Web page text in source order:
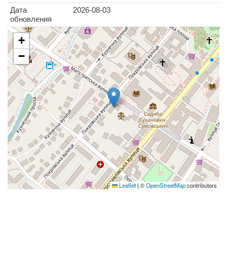
Дата
обновления
2026-08-03
+
−
Leaflet|©OpenStreetMapcontributors